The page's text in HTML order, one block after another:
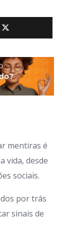
mentiras é
vida, desde
sociais.
por trás
sinais de